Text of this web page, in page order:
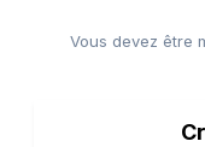
Vous devez être